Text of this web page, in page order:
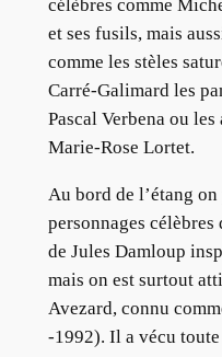
célèbres comme
et ses fusils, mais
comme les stèles
Carré-Galimard les
Pascal Verbena ou
Marie-Rose Lortet.
Au bord de l’étang
personnages
de Jules Damloup
mais on est surtout
Avezard, connu
-1992). Il a vécu